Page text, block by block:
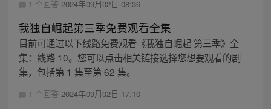
1 个回答 2024年09月02日 08:36
我独自崛起第三季免费观看全集
目前可通过以下线路免费观看《我独自崛起 第三季》全
集：线路 10。您可以点击相关链接选择您想要观看的剧
集，包括第 1 集至第 62 集。
1 个回答 2024年09月02日 17:10